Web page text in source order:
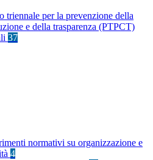
triennale per la prevenzione della
e della trasparenza (PTPCT)
37
normativi su organizzazione e
4